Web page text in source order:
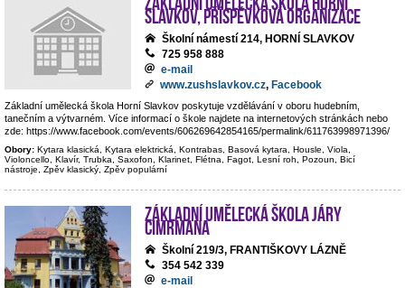
Slavkov, příspěvková organizace
Školní námestí 214, HORNÍ SLAVKOV
725 958 888
e-mail
www.zushslavkov.cz, Facebook
Základní umělecká škola Horní Slavkov poskytuje vzdělávání v oboru hudebním,
tanečním a výtvarném. Více informací o škole najdete na internetových stránkách nebo
zde: https://www.facebook.com/events/606269642854165/permalink/611763998971396/
Obory: Kytara klasická, Kytara elektrická, Kontrabas, Basová kytara, Housle, Viola,
Violoncello, Klavír, Trubka, Saxofon, Klarinet, Flétna, Fagot, Lesní roh, Pozoun, Bicí
nástroje, Zpěv klasický, Zpěv populární
Základní umělecká škola Járy
Cimrmana
Školní 219/3, FRANTIŠKOVY LÁZNĚ
354 542 339
e-mail